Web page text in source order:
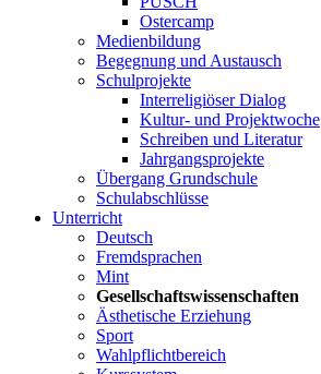
Ostercamp
Medienbildung
Begegnung und Austausch
Schulprojekte
Interreligiöser Dialog
Kultur- und Projektwoche
Schreiben und Literatur
Jahrgangsprojekte
Übergang Grundschule
Schulabschlüsse
Unterricht
Deutsch
Fremdsprachen
Mint
Gesellschaftswissenschaften
Ästhetische Erziehung
Sport
Wahlpflichtbereich